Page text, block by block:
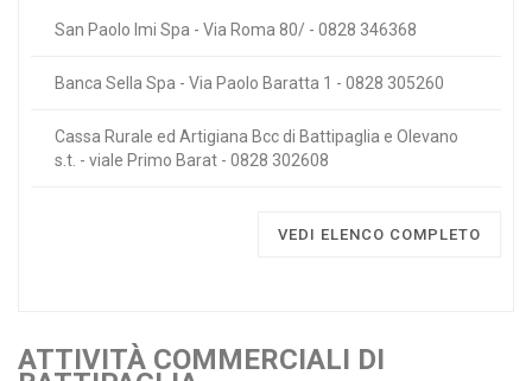
San Paolo Imi Spa - Via Roma 80/ - 0828 346368
Banca Sella Spa - Via Paolo Baratta 1 - 0828 305260
Cassa Rurale ed Artigiana Bcc di Battipaglia e Olevano
s.t. - viale Primo Barat - 0828 302608
VEDI ELENCO COMPLETO
ATTIVITÀ COMMERCIALI DI